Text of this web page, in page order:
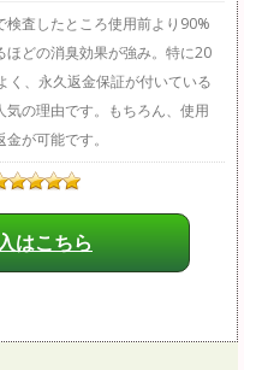
査したところ使用前より90%
ほどの消臭効果が強み。特に20
く、永久返金保証が付いている
の理由です。もちろん、使用
が可能です。
はこちら